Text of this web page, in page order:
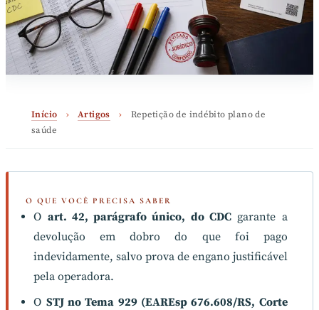
Início › Artigos ›
Repetição de indébito plano de
saúde
O QUE VOCÊ PRECISA SABER
O art. 42, parágrafo único, do CDC garante a
devolução em dobro do que foi pago
indevidamente, salvo prova de engano justificável
pela operadora.
O STJ no Tema 929 (EAREsp 676.608/RS, Corte